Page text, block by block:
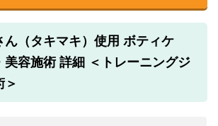
ん（タキマキ）使用 ボティケ
美容施術 詳細 ＜トレーニングジ
＞